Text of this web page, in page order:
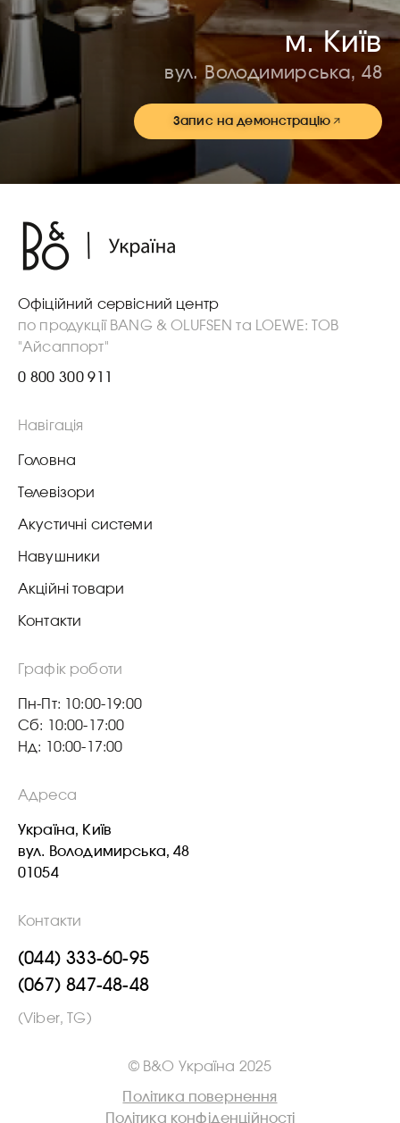
м. Київ
вул. Володимирська, 48
Запис на демонстрацію
Офіційний сервісний центр
по продукції BANG & OLUFSEN та LOEWE: ТОВ
"Айсаппорт"
0 800 300 911
Навігація
Головна
Телевізори
Акустичні системи
Навушники
Акційні товари
Контакти
Графік роботи
Пн-Пт: 10:00-19:00
Сб: 10:00-17:00
Нд: 10:00-17:00
Адреса
Україна, Київ
вул. Володимирська, 48
01054
Контакти
(044) 333-60-95
(067) 847-48-48
(Viber, TG)
© B&O Україна 2025
Політика повернення
Політика конфіденційності